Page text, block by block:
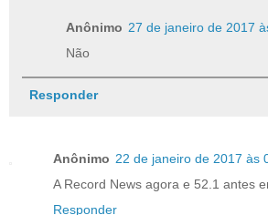
Anônimo 27 de janeiro de 2017
Não
Responder
Anônimo 22 de janeiro de 2017 às
A Record News agora e 52.1 antes
Responder